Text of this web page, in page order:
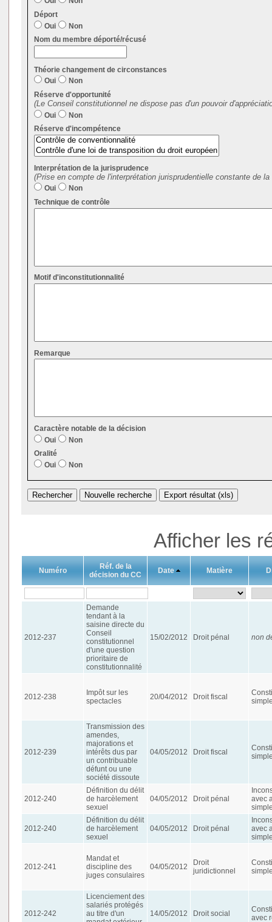
Déport
Oui
Non
Nom du membre déporté/récusé
Théorie changement de circonstances
Oui
Non
Réserve d'opportunité
(Le Conseil constitutionnel ne dispose pas d'un pouvoir
Oui
Non
Réserve d'incompétence
Interprétation de la jurisprudence
(Prise en compte de l'interprétation jurisprudentielle constante de la
Oui
Non
Technique de contrôle
Motif d'inconstitutionnalité
Remarque
Caractère notable de la décision
Oui
Non
Oralité
Oui
Non
Afficher les
Numéro
Réf. de la
décision du CC
Date Matière
2012-237
Demande
tendant à la
saisine directe du
Conseil
constitutionnel
d'une question
prioritaire de
constitutionnalité
15/02/2012 Droit pénal non
2012-238
Impôt sur les
spectacles
20/04/2012 Droit fiscal
2012-239
Transmission des
amendes,
majorations et
intérêts dus par
un contribuable
défunt ou une
société dissoute
04/05/2012 Droit fiscal
2012-240
Définition du délit
de harcèlement
sexuel
04/05/2012 Droit pénal
avec
2012-240
Définition du délit
de harcèlement
sexuel
04/05/2012 Droit pénal
avec
2012-241
Mandat et
discipline des
juges consulaires
04/05/2012
Droit
juridictionnel
2012-242
Licenciement des
salariés protégés
au titre d'un
14/05/2012 Droit social
avec